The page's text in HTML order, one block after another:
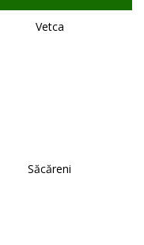
Vetca
Săcăreni